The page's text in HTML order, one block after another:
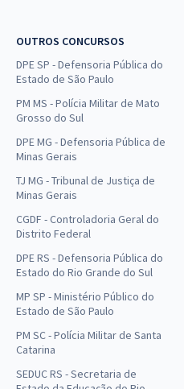
OUTROS CONCURSOS
DPE SP - Defensoria Pública do
Estado de São Paulo
PM MS - Polícia Militar de Mato
Grosso do Sul
DPE MG - Defensoria Pública de
Minas Gerais
TJ MG - Tribunal de Justiça de
Minas Gerais
CGDF - Controladoria Geral do
Distrito Federal
DPE RS - Defensoria Pública do
Estado do Rio Grande do Sul
MP SP - Ministério Público do
Estado de São Paulo
PM SC - Polícia Militar de Santa
Catarina
SEDUC RS - Secretaria de